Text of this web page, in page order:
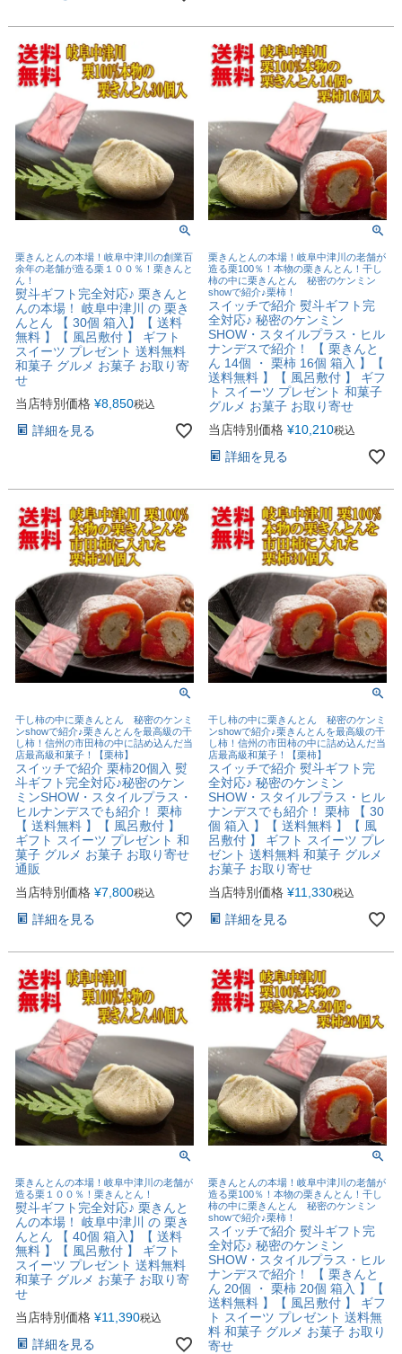
栗きんとんの本場！岐阜中津川の創業百
余年の老舗が造る栗１００％！栗きんと
ん！
熨斗ギフト完全対応♪ 栗きんと
んの本場！ 岐阜中津川 の 栗き
んとん 【 30個 箱入】【 送料
無料 】【 風呂敷付 】 ギフト
スイーツ プレゼント 送料無料
和菓子 グルメ お菓子 お取り寄
せ
当店特別価格 ¥8,850税込
詳細を見る
栗きんとんの本場！岐阜中津川の老舗が
造る栗100％！本物の栗きんとん！干し
柿の中に栗きんとん 秘密のケンミン
showで紹介♪栗柿！
スイッチで紹介 熨斗ギフト完
全対応♪ 秘密のケンミン
SHOW・スタイルプラス・ヒル
ナンデスで紹介！ 【 栗きんと
ん 14個 ・ 栗柿 16個 箱入 】【
送料無料 】【 風呂敷付 】 ギフ
ト スイーツ プレゼント 和菓子
グルメ お菓子 お取り寄せ
当店特別価格 ¥10,210税込
詳細を見る
干し柿の中に栗きんとん 秘密のケンミ
ンshowで紹介♪栗きんとんを最高級の干
し柿！信州の市田柿の中に詰め込んだ当
店最高級和菓子！【栗柿】
スイッチで紹介 栗柿20個入 熨
斗ギフト完全対応♪秘密のケン
ミンSHOW・スタイルプラス・
ヒルナンデスでも紹介！ 栗柿
【 送料無料 】【 風呂敷付 】
ギフト スイーツ プレゼント 和
菓子 グルメ お菓子 お取り寄せ
通販
当店特別価格 ¥7,800税込
詳細を見る
干し柿の中に栗きんとん 秘密のケンミ
ンshowで紹介♪栗きんとんを最高級の干
し柿！信州の市田柿の中に詰め込んだ当
店最高級和菓子！【栗柿】
スイッチで紹介 熨斗ギフト完
全対応♪ 秘密のケンミン
SHOW・スタイルプラス・ヒル
ナンデスでも紹介！ 栗柿 【 30
個 箱入 】【 送料無料 】【 風
呂敷付 】 ギフト スイーツ プレ
ゼント 送料無料 和菓子 グルメ
お菓子 お取り寄せ
当店特別価格 ¥11,330税込
詳細を見る
栗きんとんの本場！岐阜中津川の老舗が
造る栗１００％！栗きんとん！
熨斗ギフト完全対応♪ 栗きんと
んの本場！ 岐阜中津川 の 栗き
んとん 【 40個 箱入】【 送料
無料 】【 風呂敷付 】 ギフト
スイーツ プレゼント 送料無料
和菓子 グルメ お菓子 お取り寄
せ
当店特別価格 ¥11,390税込
詳細を見る
栗きんとんの本場！岐阜中津川の老舗が
造る栗100％！本物の栗きんとん！干し
柿の中に栗きんとん 秘密のケンミン
showで紹介♪栗柿！
スイッチで紹介 熨斗ギフト完
全対応♪ 秘密のケンミン
SHOW・スタイルプラス・ヒル
ナンデスで紹介！ 【 栗きんと
ん 20個 ・ 栗柿 20個 箱入 】【
送料無料 】【 風呂敷付 】 ギフ
ト スイーツ プレゼント 送料無
料 和菓子 グルメ お菓子 お取り
寄せ